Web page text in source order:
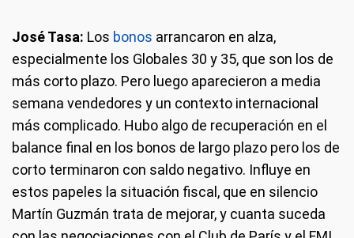
José Tasa: Los bonos arrancaron en alza,
especialmente los Globales 30 y 35, que son los de
más corto plazo. Pero luego aparecieron a media
semana vendedores y un contexto internacional
más complicado. Hubo algo de recuperación en el
balance final en los bonos de largo plazo pero los de
corto terminaron con saldo negativo. Influye en
estos papeles la situación fiscal, que en silencio
Martín Guzmán trata de mejorar, y cuanta suceda